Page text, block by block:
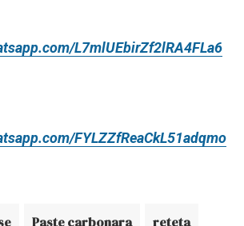
L7mlUEbirZf2lRA4FLa6
FYLZZfReaCkL51adqmo
Paste carbonara reteta